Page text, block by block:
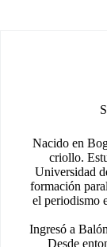
Nacido en
criollo.
Universidad
formación
el periodismo
Ingresó a
Desde